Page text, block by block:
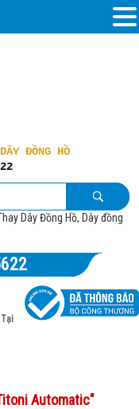
ĐỒNG HỒ
Dây Đồng Hồ, Dây đồng
Automatic"